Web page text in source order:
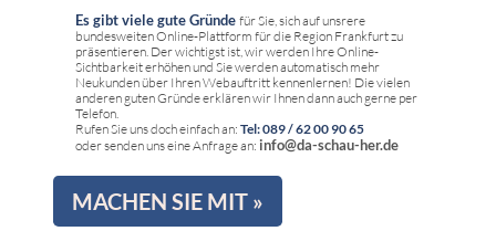
Es gibt viele gute Gründe für Sie, sich auf unsrere
bundesweiten Online-Plattform für die Region Frankfurt zu
präsentieren. Der wichtigst ist, wir werden Ihre Online-
Sichtbarkeit erhöhen und Sie werden automatisch mehr
Neukunden über Ihren Webauftritt kennenlernen! Die vielen
anderen guten Gründe erklären wir Ihnen dann auch gerne per
Telefon.
Rufen Sie uns doch einfach an: Tel: 089 / 62 00 90 65
oder senden uns eine Anfrage an: info@da-schau-her.de
MACHEN SIE MIT »